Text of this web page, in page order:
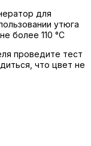
для
утюга
более 110 °C
проведите тест
что цвет не